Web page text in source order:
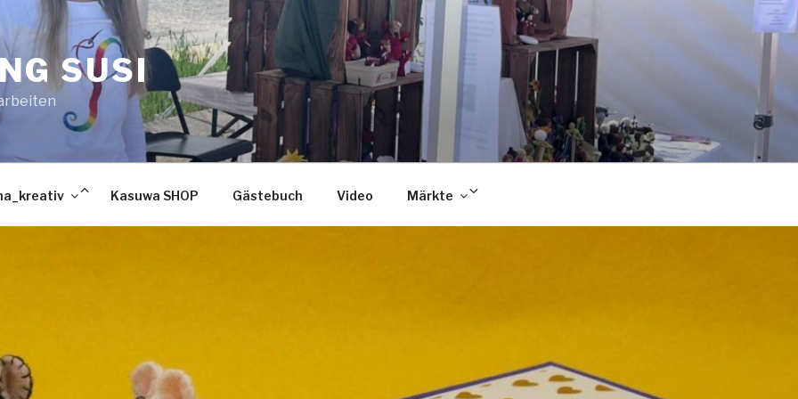
SUSI
Untermenü
Kasuwa SHOP Gästebuch Video Märkte